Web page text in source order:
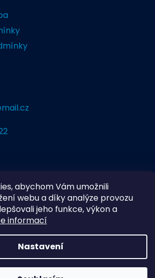
abychom Vám umožnili
webu a díky analýze provozu
jeho funkce, výkon a
informací
Nastavení
Podlahy Průmyslové podlahy
Naše adresa